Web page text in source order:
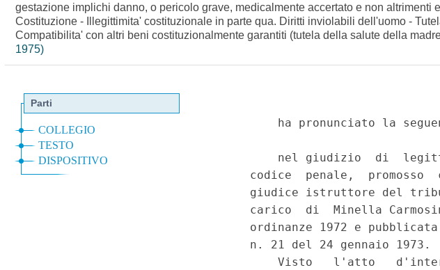
gestazione implichi danno, o pericolo grave, medicalmente accertato e non
Costituzione - Illegittimita' costituzionale in parte qua. Diritti inviolabili dell'uomo -
Compatibilita' con altri beni costituzionalmente garantiti (tutela della salute della
1975)